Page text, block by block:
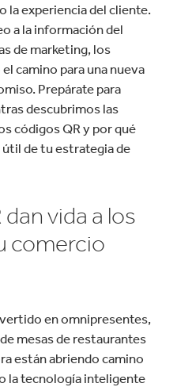
la experiencia del cliente.
a la información del
de marketing, los
camino para una nueva
Prepárate para
descubrimos las
códigos QR y por qué
de tu estrategia de
vida a los
comercio
en omnipresentes,
mesas de restaurantes
están abriendo camino
la tecnología inteligente